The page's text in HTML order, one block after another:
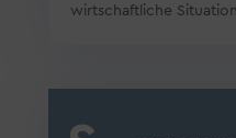
wirtschaftliche